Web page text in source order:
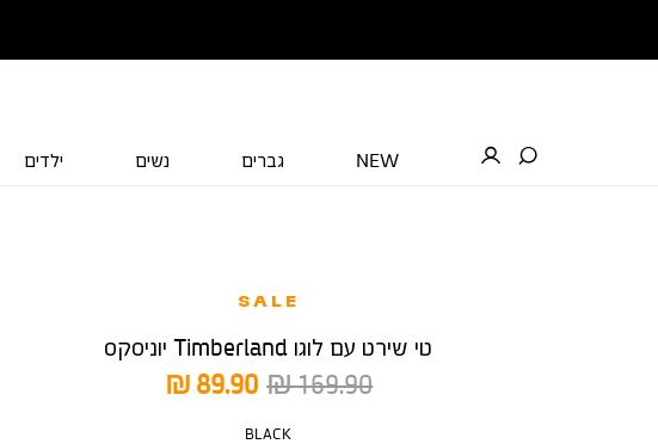
NEW גברים נשים ילדים
SALE
טי שירט עם לוגו Timberland יוניסקס
מחיר
מוצר
89.90 ₪
מחיר
169.90 ₪
צבע
BLACK